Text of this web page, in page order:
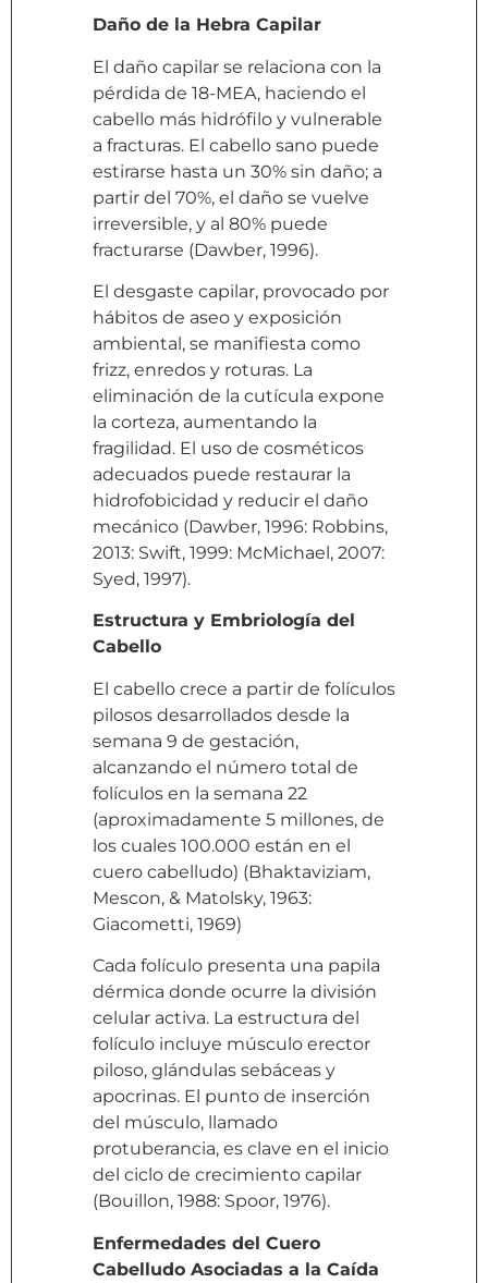
Daño de la Hebra Capilar
El daño capilar se relaciona con la
pérdida de 18-MEA, haciendo el
cabello más hidrófilo y vulnerable
a fracturas. El cabello sano puede
estirarse hasta un 30% sin daño; a
partir del 70%, el daño se vuelve
irreversible, y al 80% puede
fracturarse (Dawber, 1996).
El desgaste capilar, provocado por
hábitos de aseo y exposición
ambiental, se manifiesta como
frizz, enredos y roturas. La
eliminación de la cutícula expone
la corteza, aumentando la
fragilidad. El uso de cosméticos
adecuados puede restaurar la
hidrofobicidad y reducir el daño
mecánico (Dawber, 1996: Robbins,
2013: Swift, 1999: McMichael, 2007:
Syed, 1997).
Estructura y Embriología del
Cabello
El cabello crece a partir de folículos
pilosos desarrollados desde la
semana 9 de gestación,
alcanzando el número total de
folículos en la semana 22
(aproximadamente 5 millones, de
los cuales 100.000 están en el
cuero cabelludo) (Bhaktaviziam,
Mescon, & Matolsky, 1963:
Giacometti, 1969)
Cada folículo presenta una papila
dérmica donde ocurre la división
celular activa. La estructura del
folículo incluye músculo erector
piloso, glándulas sebáceas y
apocrinas. El punto de inserción
del músculo, llamado
protuberancia, es clave en el inicio
del ciclo de crecimiento capilar
(Bouillon, 1988: Spoor, 1976).
Enfermedades del Cuero
Cabelludo Asociadas a la Caída